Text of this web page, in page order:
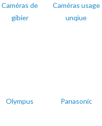
Caméras de
gibier
Caméras usage
unqiue
Olympus Panasonic